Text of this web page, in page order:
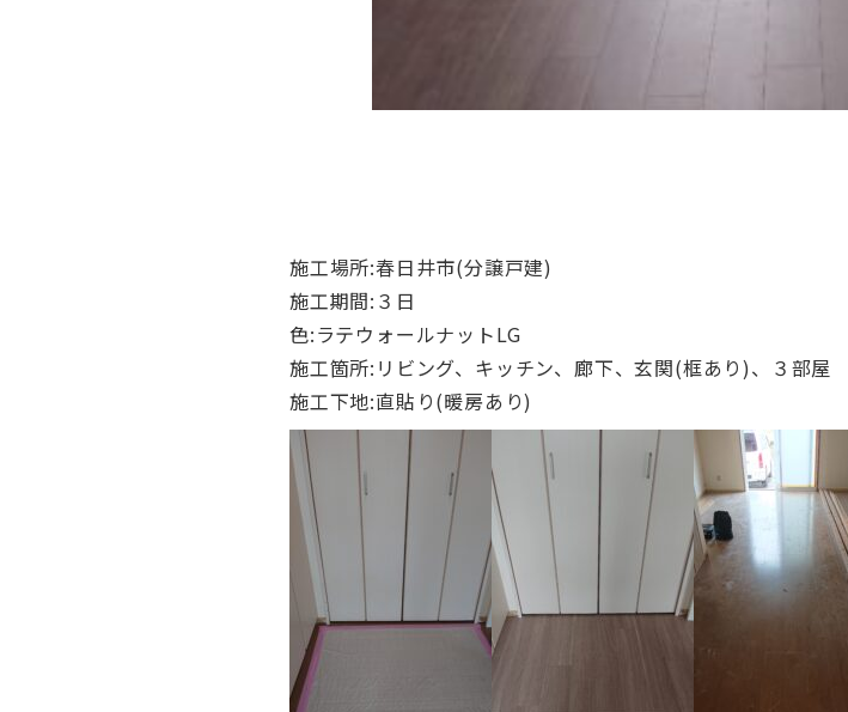
施工場所:春日井市(分譲戸建)
施工期間:３日
色:ラテウォールナットLG
施工箇所:リビング、キッチン、廊下、玄関(框あり)、３部屋
施工下地:直貼り(暖房あり)